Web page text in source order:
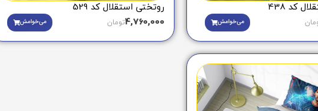
کد 438
می‌خوامش
روتختی استقلال کد 529
4,760,000تومان می‌خوامش